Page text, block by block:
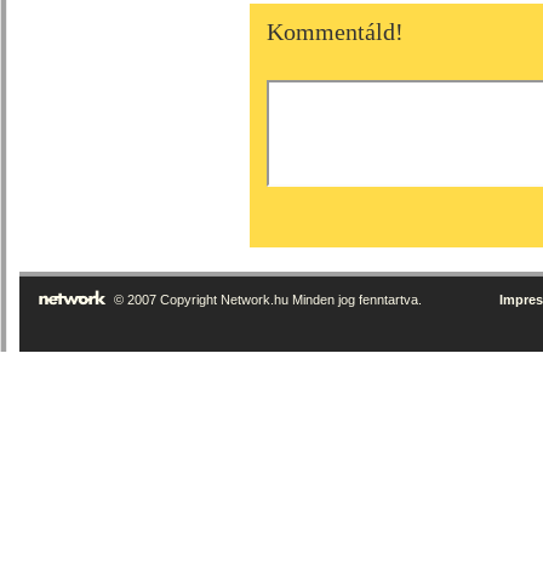
Kommentáld!
© 2007 Copyright Network.hu Minden jog fenntartva.